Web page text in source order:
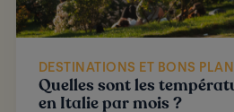
DESTINATIONS ET BONS
Quelles sont les
en Italie par mois ?